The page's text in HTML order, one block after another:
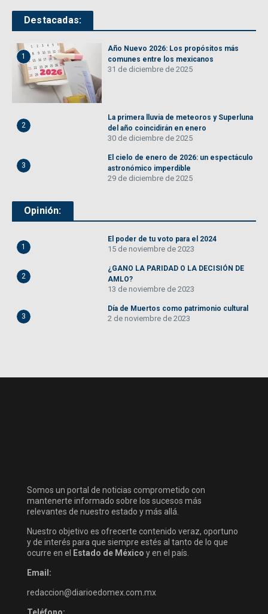
Destacadas:
1
Año Nuevo 2026: Los propósitos más
comunes entre los mexicanos
31 de diciembre de 2025
2
La primera lluvia de meteoros y Superluna
del año coincidirán en enero
30 de diciembre de 2025
3
El cielo de enero de 2026: un espectáculo
astronómico imperdible
29 de diciembre de 2025
Opinión:
1
El poder de tu voto para el 2024
15 de noviembre de 2023
2
¿GANO LA PARIDAD O LA DECISIÓN DE
AMLO?
13 de noviembre de 2023
3
Día de Muertos como patrimonio cultural
2 de noviembre de 2023
Somos un portal de noticias comprometido con
mantenerte informado sobre los sucesos más
relevantes de nuestro estado y más allá.
Nuestro objetivo es ofrecerte contenido veraz, oportuno
y de interés para que siempre estés al tanto de lo que
ocurre en el
Estado de México y en el país.
Email:
redaccion@diarioedomex.com.mx